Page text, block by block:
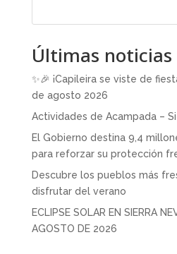
Últimas noticias
✨🎉 ¡Capileira se viste de
de agosto 2026
Actividades de Acampada –
El Gobierno destina 9,4
para reforzar su protección
Descubre los pueblos más
disfrutar del verano
ECLIPSE SOLAR EN SIERRA
AGOSTO DE 2026